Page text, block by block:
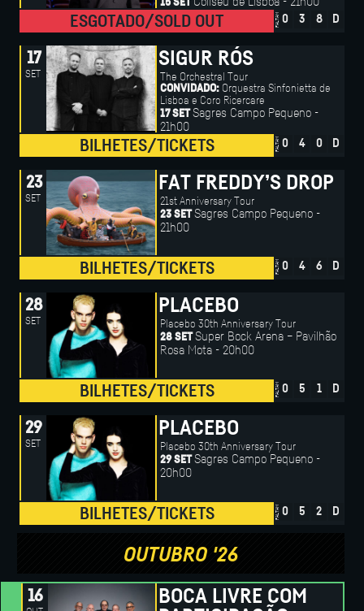
ESGOTADO/SOLD OUT FALTAM 0 3 8 D
17
SET
SIGUR RÓS
The Orchestral Tour
CONVIDADO:Orquestra Sinfonietta de
Lisboa e Coro Ricercare
17 SET Sagres Campo Pequeno -
21h00
BILHETES/TICKETS FALTAM 0 4 0 D
23
SET
FAT FREDDY’S DROP
21st Anniversary Tour
23 SET Sagres Campo Pequeno -
21h00
BILHETES/TICKETS FALTAM 0 4 6 D
28
SET
PLACEBO
Placebo 30th Anniversary Tour
28 SET Super Bock Arena – Pavilhão
Rosa Mota - 20h00
BILHETES/TICKETS FALTAM 0 5 1 D
29
SET
PLACEBO
Placebo 30th Anniversary Tour
29 SET Sagres Campo Pequeno -
20h00
BILHETES/TICKETS FALTAM 0 5 2 D
OUTUBRO '26
16
BOCA LIVRE COM